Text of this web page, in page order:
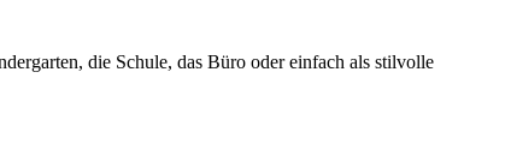
die Schule, das Büro oder einfach als stilvolle